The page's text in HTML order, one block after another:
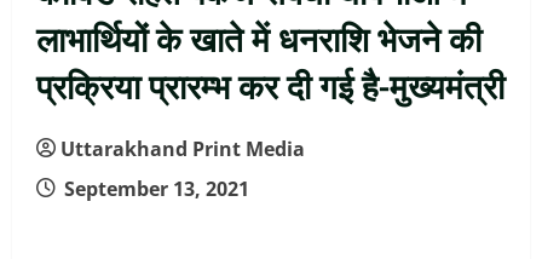
लाभार्थियों के खाते में धनराशि भेजने की
प्रक्रिया प्रारम्भ कर दी गई है-मुख्यमंत्री
Uttarakhand Print Media
September 13, 2021